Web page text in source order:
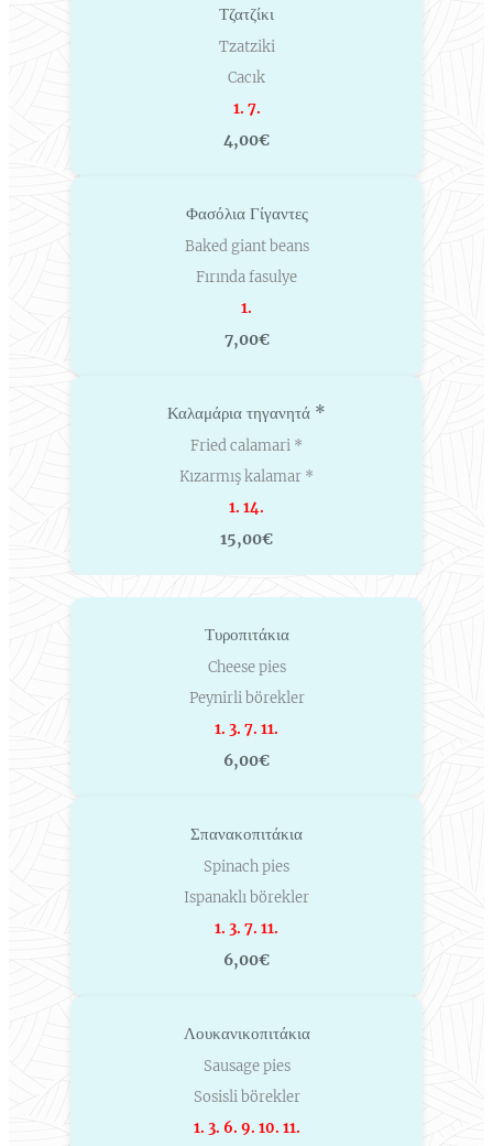
Τζατζίκι
Tzatziki
Cacık
1. 7.
4,00€
Φασόλια Γίγαντες
Baked giant beans
Fırında fasulye
1.
7,00€
Καλαμάρια τηγανητά *
Fried calamari *
Kızarmış kalamar *
1. 14.
15,00€
Τυροπιτάκια
Cheese pies
Peynirli börekler
1. 3. 7. 11.
6,00€
Σπανακοπιτάκια
Spinach pies
Ispanaklı börekler
1. 3. 7. 11.
6,00€
Λουκανικοπιτάκια
Sausage pies
Sosisli börekler
1. 3. 6. 9. 10. 11.